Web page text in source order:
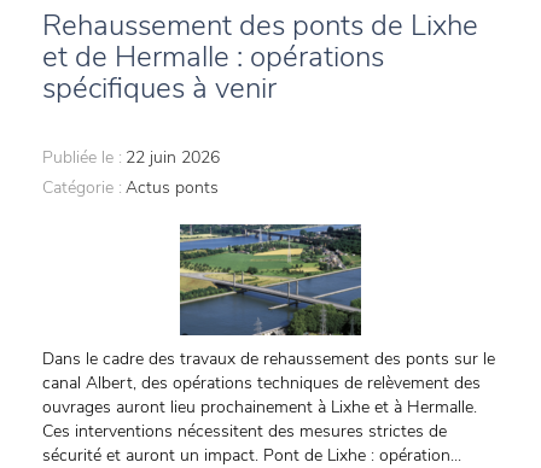
Rehaussement des ponts de Lixhe
et de Hermalle : opérations
spécifiques à venir
Publiée le : 22 juin 2026
Catégorie : Actus ponts
Dans le cadre des travaux de rehaussement des ponts sur le
canal Albert, des opérations techniques de relèvement des
ouvrages auront lieu prochainement à Lixhe et à Hermalle.
Ces interventions nécessitent des mesures strictes de
sécurité et auront un impact. Pont de Lixhe : opération...